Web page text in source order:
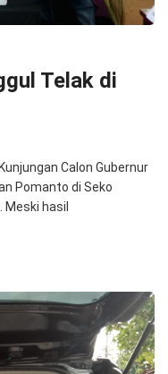
Telak di
Calon Gubernur
Pomanto di Seko
hasil